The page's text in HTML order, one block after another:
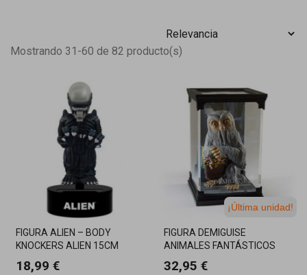
Mostrando 31-60 de 82 producto(s)
FIGURA ALIEN – BODY
KNOCKERS ALIEN 15CM
18,99 €
¡Última unidad!
FIGURA DEMIGUISE
ANIMALES FANTÁSTICOS
32,95 €